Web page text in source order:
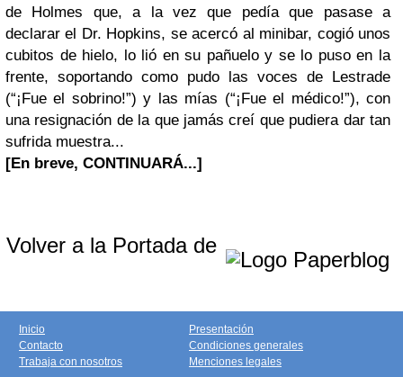
de Holmes que, a la vez que pedía que pasase a
declarar el Dr. Hopkins, se acercó al minibar, cogió unos
cubitos de hielo, lo lió en su pañuelo y se lo puso en la
frente, soportando como pudo las voces de Lestrade
(“¡Fue el sobrino!”) y las mías (“¡Fue el médico!”), con
una resignación de la que jamás creí que pudiera dar tan
sufrida muestra...
[En breve, CONTINUARÁ...]
Volver a la Portada de
Inicio
Contacto
Trabaja con nosotros
Presentación
Condiciones generales
Menciones legales